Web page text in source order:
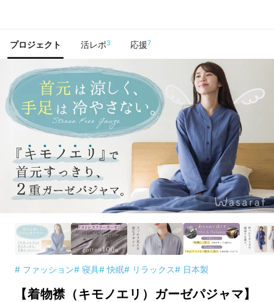
プロジェクト 活レポ3 応援7
# ファッション# 寝具# 快眠# リラックス# 日本製
【着物襟（キモノエリ）ガーゼパジャマ】